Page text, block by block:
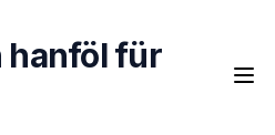
hanföl für